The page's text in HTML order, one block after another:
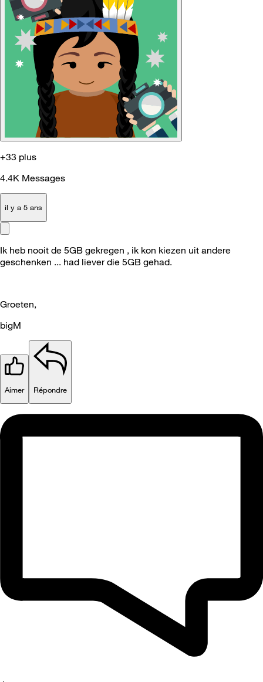
+33 plus
4.4K Messages
il y a 5 ans
Ik heb nooit de 5GB gekregen , ik kon kiezen uit andere
geschenken ... had liever die 5GB gehad.
Groeten,
bigM
Aimer Répondre